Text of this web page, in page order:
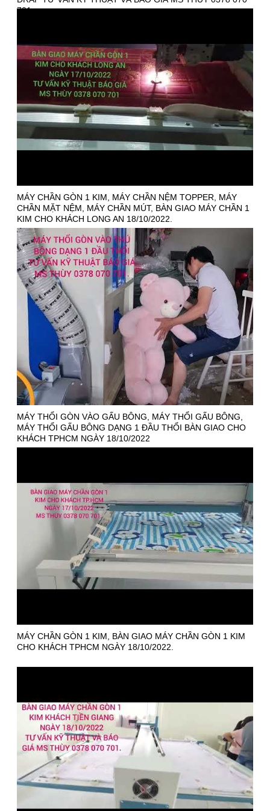
701.
MÁY CHẦN GÒN 1 KIM, MÁY CHẦN NỆM TOPPER, MÁY
CHẦN MẶT NỆM, MÁY CHẦN MÚT, BÀN GIAO MÁY CHẦN 1
KIM CHO KHÁCH LONG AN 18/10/2022.
MÁY THỔI GÒN VÀO GẤU BÔNG, MÁY THỔI GẤU BÔNG,
MÁY THỔI GẤU BÔNG DẠNG 1 ĐẦU THỔI BÀN GIAO CHO
KHÁCH TPHCM NGÀY 18/10/2022
MÁY CHẦN GÒN 1 KIM, BÀN GIAO MÁY CHẦN GÒN 1 KIM
CHO KHÁCH TPHCM NGÀY 18/10/2022.